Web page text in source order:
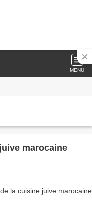
MENU
marocaine